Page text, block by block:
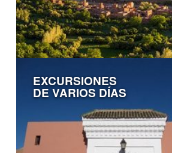
EXCURSIONES
DE VARIOS DÍAS